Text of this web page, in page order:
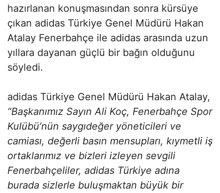
hazırlanan konuşmasından sonra kürsüye
çıkan adidas Türkiye Genel Müdürü Hakan
Atalay Fenerbahçe ile adidas arasında uzun
yıllara dayanan güçlü bir bağın olduğunu
söyledi.
adidas Türkiye Genel Müdürü Hakan Atalay,
“Başkanımız Sayın Ali Koç, Fenerbahçe Spor
Kulübü’nün saygıdeğer yöneticileri ve
camiası, değerli basın mensupları, kıymetli iş
ortaklarımız ve bizleri izleyen sevgili
Fenerbahçeliler, adidas Türkiye adına
burada sizlerle buluşmaktan büyük bir